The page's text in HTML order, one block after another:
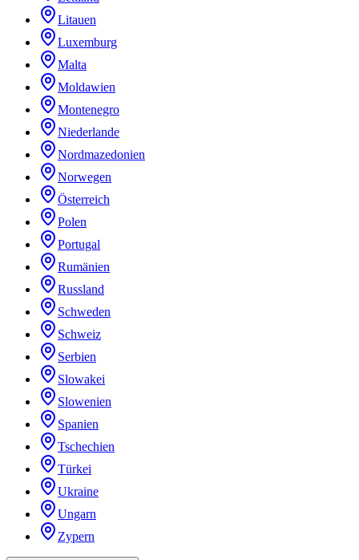
Litauen
Luxemburg
Malta
Moldawien
Montenegro
Niederlande
Nordmazedonien
Norwegen
Österreich
Polen
Portugal
Rumänien
Russland
Schweden
Schweiz
Serbien
Slowakei
Slowenien
Spanien
Tschechien
Türkei
Ukraine
Ungarn
Zypern